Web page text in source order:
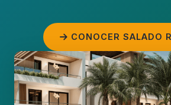
CONOCER SALADO